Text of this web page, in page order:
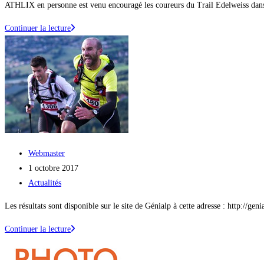
ATHLIX en personne est venu encouragé les coureurs du Trail Edelweiss
Continuer la lectureUne
rencontre
innatendue
sur
le
sentiers
des
BANS
Auteur/autrice
de
la
Webmaster
Publication
publiée :
1 octobre 2017
Post
Actualités
Les résultats sont disponible sur le site de Génialp à cette adresse : http://
Continuer la lectureLes
sont